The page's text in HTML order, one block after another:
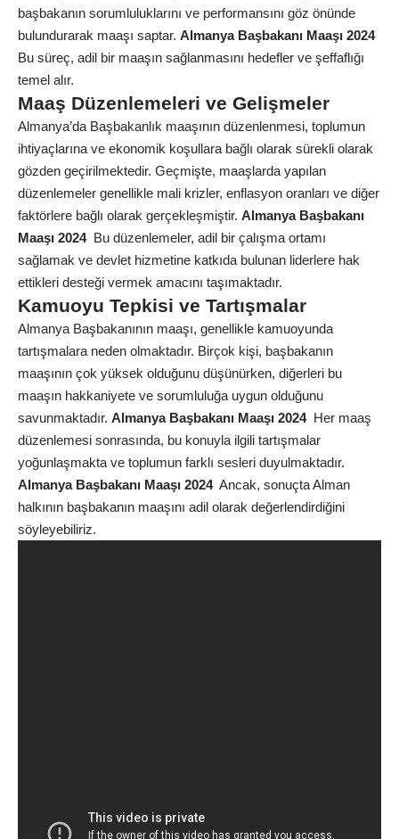
başbakanın sorumluluklarını ve performansını göz önünde
bulundurarak maaşı saptar. Almanya Başbakanı Maaşı 2024
Bu süreç, adil bir maaşın sağlanmasını hedefler ve şeffaflığı
temel alır.
Maaş Düzenlemeleri ve Gelişmeler
Almanya’da Başbakanlık maaşının düzenlenmesi, toplumun
ihtiyaçlarına ve ekonomik koşullara bağlı olarak sürekli olarak
gözden geçirilmektedir. Geçmişte, maaşlarda yapılan
düzenlemeler genellikle mali krizler, enflasyon oranları ve diğer
faktörlere bağlı olarak gerçekleşmiştir. Almanya Başbakanı
Maaşı 2024 Bu düzenlemeler, adil bir çalışma ortamı
sağlamak ve devlet hizmetine katkıda bulunan liderlere hak
ettikleri desteği vermek amacını taşımaktadır.
Kamuoyu Tepkisi ve Tartışmalar
Almanya Başbakanının maaşı, genellikle kamuoyunda
tartışmalara neden olmaktadır. Birçok kişi, başbakanın
maaşının çok yüksek olduğunu düşünürken, diğerleri bu
maaşın hakkaniyete ve sorumluluğa uygun olduğunu
savunmaktadır. Almanya Başbakanı Maaşı 2024 Her maaş
düzenlemesi sonrasında, bu konuyla ilgili tartışmalar
yoğunlaşmakta ve toplumun farklı sesleri duyulmaktadır.
Almanya Başbakanı Maaşı 2024 Ancak, sonuçta Alman
halkının başbakanın maaşını adil olarak değerlendirdiğini
söyleyebiliriz.